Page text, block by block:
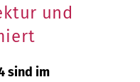
und
sind im